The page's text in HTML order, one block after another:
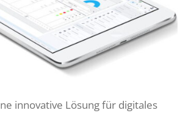
innovative Lösung für digitales